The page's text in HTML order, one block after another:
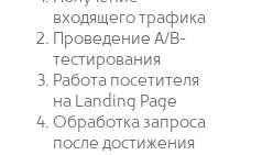
входящего трафика
Проведение A/B-
тестирования
Работа посетителя
на Landing Page
Обработка запроса
после достижения